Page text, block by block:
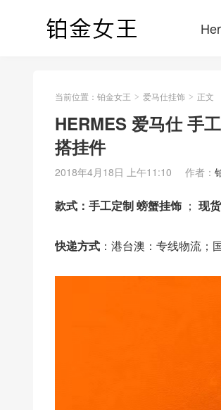
当前位置： 铂金女王 > 爱马仕挂饰 > 正文
HERMES 爱马仕 手
搭挂件
2018年4月18日 上午11:10 作者：
款式：手工定制 螃蟹挂饰 ； 现
快递方式 ：港台澳：专线物流；